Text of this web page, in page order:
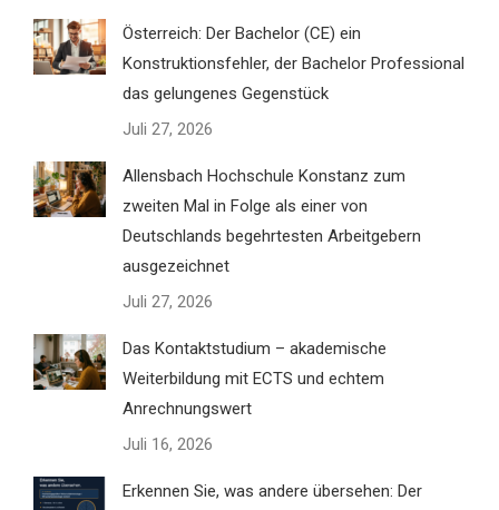
Österreich: Der Bachelor (CE) ein
Konstruktionsfehler, der Bachelor Professional
das gelungenes Gegenstück
Juli 27, 2026
Allensbach Hochschule Konstanz zum
zweiten Mal in Folge als einer von
Deutschlands begehrtesten Arbeitgebern
ausgezeichnet
Juli 27, 2026
Das Kontaktstudium – akademische
Weiterbildung mit ECTS und echtem
Anrechnungswert
Juli 16, 2026
Erkennen Sie, was andere übersehen: Der